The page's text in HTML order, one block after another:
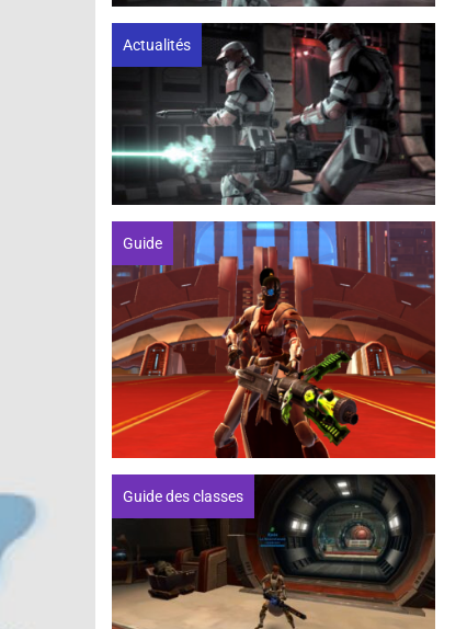
Actualités
Guide
Guide des classes